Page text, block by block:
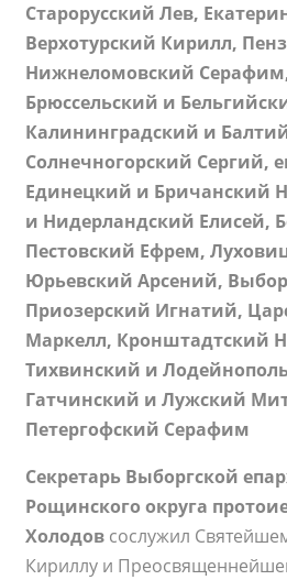
Старорусский Лев,
Верхотурский Кирилл,
Нижнеломовский
Брюссельский и
Калининградский и
Солнечногорский Сергий,
Единецкий и Бричанский
и Нидерландский Елисей,
Пестовский Ефрем,
Юрьевский Арсений,
Приозерский Игнатий,
Маркелл, Кронштадтский
Тихвинский и
Гатчинский и Лужский
Петергофский Серафим
Секретарь Выборгской
Рощинского округа
Холодов сослужил
Кириллу и